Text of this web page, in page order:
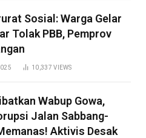
Sosial: Warga Gelar
Tolak PBB, Pemprov
10,337VIEWS
Wabup Gowa,
Jalan Sabbang-
Aktivis Desak